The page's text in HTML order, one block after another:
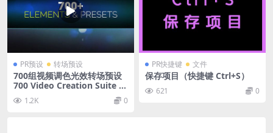
PR预设 转场预设
700组视频调色光效转场预设
700 Video Creation Suite V
2 – Transition
1.2K 0
PR快捷键 文件
保存项目（快捷键 Ctrl+S）
621 0